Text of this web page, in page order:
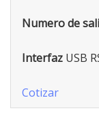
Numero de
Interfaz USB
Cotizar